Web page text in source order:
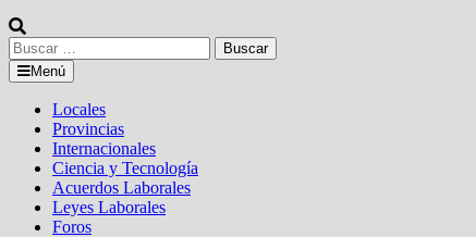
Buscar:
Menú
Locales
Provincias
Internacionales
Ciencia y Tecnología
Acuerdos Laborales
Leyes Laborales
Foros